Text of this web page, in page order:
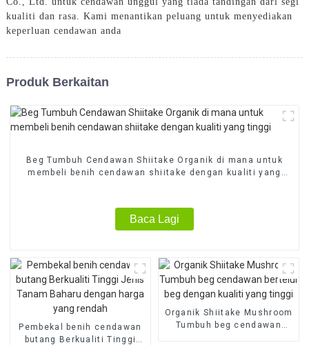
kualiti dan rasa. Kami menantikan peluang untuk menyediakan
keperluan cendawan anda
Produk Berkaitan
Beg Tumbuh Cendawan Shiitake Organik di mana untuk
membeli benih cendawan shiitake dengan kualiti yang
Baca Lagi
Pembekal benih cendawan
butang Berkualiti Tinggi
Organik Shiitake Mushroom
Tumbuh beg cendawan